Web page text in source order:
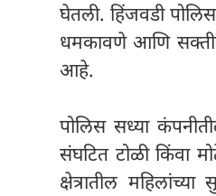
घेतली. हिंजवडी
धमकावणे आणि
आहे.
पोलिस सध्या
संघटित टोळी किंवा
क्षेत्रातील